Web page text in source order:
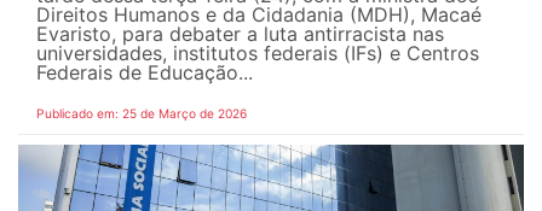
Direitos Humanos e da Cidadania (MDH), Macaé
Evaristo, para debater a luta antirracista nas
universidades, institutos federais (IFs) e Centros
Federais de Educação...
Publicado em: 25 de Março de 2026